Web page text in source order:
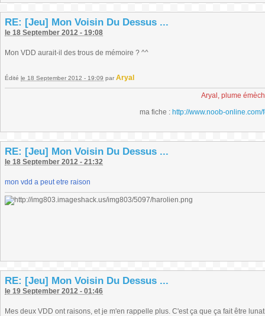
RE: [Jeu] Mon Voisin Du Dessus ...
le 18 September 2012 - 19:08
Mon VDD aurait-il des trous de mémoire ? ^^
Édité le 18 September 2012 - 19:09 par Aryal
Aryal, plume
ma fiche : http://www.noob-
RE: [Jeu] Mon Voisin Du Dessus ...
le 18 September 2012 - 21:32
mon vdd a peut etre raison
RE: [Jeu] Mon Voisin Du Dessus ...
le 19 September 2012 - 01:46
Mes deux VDD ont raisons, et je m'en rappelle plus. C'est ça que ça fait être